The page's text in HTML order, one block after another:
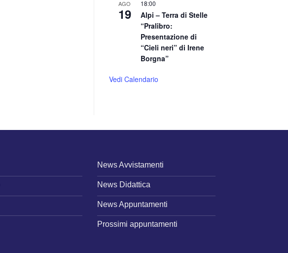
AGO
19
18:00
Alpi – Terra di Stelle
“Pralibro:
Presentazione di
“Cieli neri” di Irene
Borgna”
Vedi Calendario
News Avvistamenti
News Didattica
News Appuntamenti
Prossimi appuntamenti